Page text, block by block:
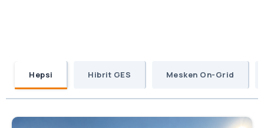
Hepsi Hibrit GES Mesken On-Grid